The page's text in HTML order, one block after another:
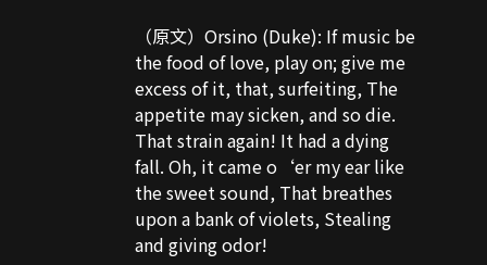
（原文）Orsino (Duke): If music be
the food of love, play on; give me
excess of it, that, surfeiting, The
appetite may sicken, and so die.
That strain again! It had a dying
fall. Oh, it came o‘er my ear like
the sweet sound, That breathes
upon a bank of violets, Stealing
and giving odor!